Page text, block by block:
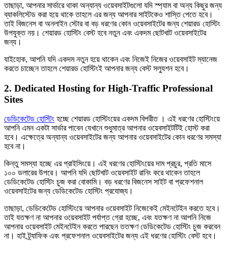
তাছাড়া, আপনার সার্ভারে থাকা অন্যান্য ওয়েবসাইটগুলো যদি স্প্যাম বা অন্য কিছুর জন্য
ব্যাকলিস্টেড করা হয়ে থাকে তাহলে এর জন্য আপনার সাইটকেও শাস্তি পেতে হবে।
তাই বিজনেস বা অনলাইন স্টোর বা বড় ধরণের কোন ওয়েবসাইটের জন্য শেয়ারড হোস্টিং
উপযুক্ত নয়। শেয়ারড হোস্টিং বেস্ট হবে নতুন এবং একদম ছোটখাট ওয়েবসাইটের
জন্য।
যাইহোক, আপনি যদি একদম নতুন হয়ে থাকেন এবং নিজেই নিজের ওয়েবসাইট ম্যানেজ
করতে চাচ্ছেন তাহলে শেয়ারড হোস্টিংই আপনার জন্য বেস্ট সল্যুশন হবে।
2. Dedicated Hosting for High-Traffic Professional
Sites
ডেডিকেটেড হোস্টিং হচ্ছে শেয়ারড হোস্টিংয়ের একদম বিপরীত । এই ধরণের হোস্টিংয়ে
আপনি এমন একটা সার্ভার পাবেন যেখানে শুধুমাত্র আপনার ওয়েবসাইটটিই হোস্ট করা
হবে। এক্ষেত্রে অন্যান্য ওয়েবসাইটের জন্য আপনার ওয়েবসাইটের কোন ধরণের সমস্যা
হবে না।
কিন্তু সমস্যা হচ্ছে এর প্রাইসিংয়ে। এই ধরণের হোস্টিংয়ের দাম প্রচুর, প্রতি মাসে
১০০ ডলারের উপরে। আপনি যদি ছোটখাট ওয়েবসাইট রানিং করে থাকেন তাহলে
ডেডিকেটেড হোস্টিং চুজ করা বোকামি। বড় ধরণের বিজনেস সাইট বা প্রফেশনাল
ওয়েবসাইটের জন্য ডেডিকেটেড হোস্টিং প্রযোজ্য।
তাছাড়া, ডেডিকেটেড হোস্টিংয়ে আপনার ওয়েবসাইট নিজেকেই মেইনটেইন করতে হবে।
তাই যতক্ষণ না আপনার ওয়েবসাইট পর্যাপ্ত গ্রো হচ্ছে, এবং যতক্ষণ না আপনি নিজে
আপনার ওয়েবসাইট মেইনটেইন করতে পারছেন ততক্ষণ ডেডিকেটেড হোস্টিং চুজ করবেন
না। হাই ট্র্যাফিক এবং প্রফেশনাল ওয়েবসাইটের জন্য এই ধরণের হোস্টিং বেস্ট হবে।